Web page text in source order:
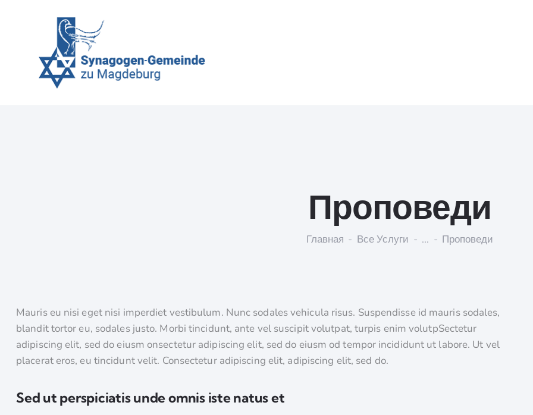
Проповеди
Главная Все Услуги ... Проповеди
Mauris eu nisi eget nisi imperdiet vestibulum. Nunc sodales vehicula risus. Suspendisse id mauris sodales,
blandit tortor eu, sodales justo. Morbi tincidunt, ante vel suscipit volutpat, turpis enim volutpSectetur
adipiscing elit, sed do eiusm onsectetur adipiscing elit, sed do eiusm od tempor incididunt ut labore. Ut vel
placerat eros, eu tincidunt velit. Consectetur adipiscing elit, adipiscing elit, sed do.
Sed ut perspiciatis unde omnis iste natus et